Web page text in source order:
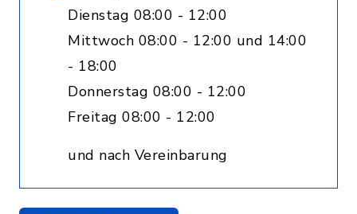
Dienstag 08:00 - 12:00
Mittwoch 08:00 - 12:00 und 14:00
- 18:00
Donnerstag 08:00 - 12:00
Freitag 08:00 - 12:00
und nach Vereinbarung